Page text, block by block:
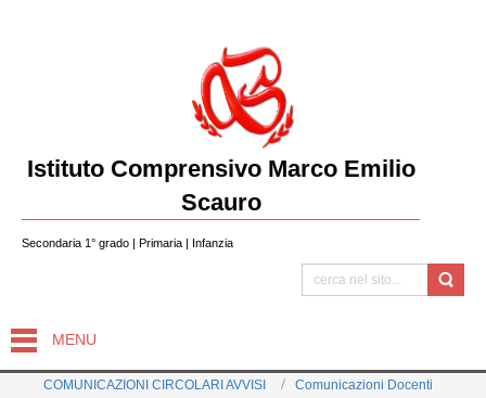
Istituto Comprensivo Marco Emilio
Scauro
Secondaria 1° grado | Primaria | Infanzia
MENU
COMUNICAZIONI CIRCOLARI AVVISI Comunicazioni Docenti